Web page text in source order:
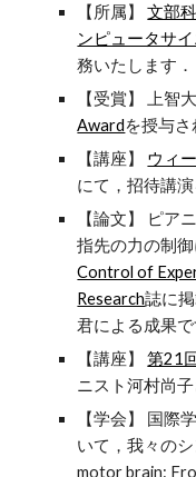
【所属】文部
ンピュータサイ
務いたします
【受賞】 上智
Awardを授与
【講座】 ウィ
にて，招待講
【論文】 ピア
指先の力の制
Control of
Research誌に
君による成果で
【講座】第21
ニスト河村尚
【学会】 国際
いて，我々の
motor brain: